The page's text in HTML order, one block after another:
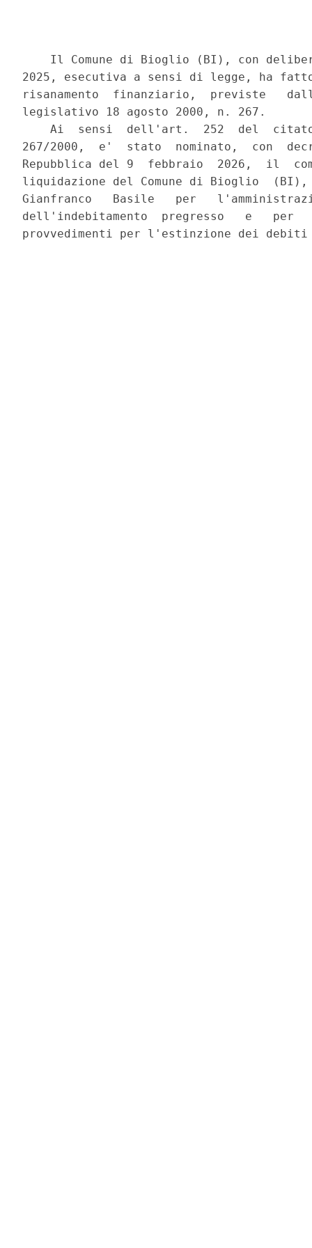
Il Comune di Bioglio (BI), con
2025, esecutiva a sensi di legge, ha
risanamento  finanziario,  previste
legislativo 18 agosto 2000, n. 267.
Ai  sensi  dell'art.  252  del
267/2000,  e'  stato  nominato,  con
Repubblica del 9  febbraio  2026,  il
liquidazione del Comune di Bioglio
Gianfranco   Basile   per
dell'indebitamento  pregresso   e